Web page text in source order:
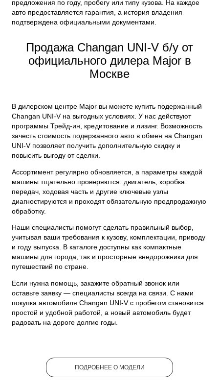
предложения по году, пробегу или типу кузова. На каждое
авто предоставляется гарантия, а история владения
подтверждена официальными документами.
Продажа Changan UNI-V б/у от
официального дилера Major в
Москве
В дилерском центре Major вы можете купить подержанный
Changan UNI-V на выгодных условиях. У нас действуют
программы Трейд-ин, кредитование и лизинг. Возможность
зачесть стоимость подержанного авто в обмен на Changan
UNI-V позволяет получить дополнительную скидку и
повысить выгоду от сделки.
Ассортимент регулярно обновляется, а параметры каждой
машины тщательно проверяются: двигатель, коробка
передач, ходовая часть и другие ключевые узлы
диагностируются и проходят обязательную предпродажную
обработку.
Наши специалисты помогут сделать правильный выбор,
учитывая ваши требования к кузову, комплектации, приводу
и году выпуска. В каталоге доступны как компактные
машины для города, так и просторные внедорожники для
путешествий по стране.
Если нужна помощь, закажите обратный звонок или
оставьте заявку — специалисты всегда на связи. С нами
покупка автомобиля Changan UNI-V с пробегом становится
простой и удобной работой, а новый автомобиль будет
радовать на дороге долгие годы.
ПОДРОБНЕЕ О МОДЕЛИ